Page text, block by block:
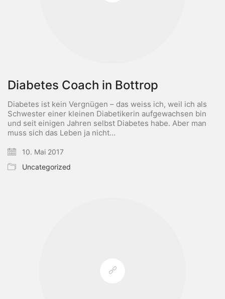
Diabetes Coach in Bottrop
Diabetes ist kein Vergnügen – das weiss ich, weil ich als
Schwester einer kleinen Diabetikerin aufgewachsen bin
und seit einigen Jahren selbst Diabetes habe. Aber man
muss sich das Leben ja nicht…
10. Mai 2017
Uncategorized